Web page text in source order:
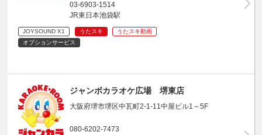
03-6903-1514
JR東日本池袋駅
JOYSOUND X1 うたスキ
うたスキ動画
オプションサービス
ジャンボカラオケ広場 堺東店
大阪府堺市堺区中瓦町2-1-11中屋ビル1～5F
080-6202-7473